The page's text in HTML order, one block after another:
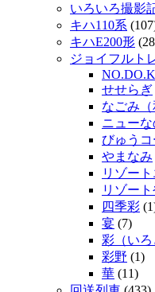
いろいろ撮影
キハ110系
キハE200形
ジョイフルト
せせらぎ
なごみ（
ニュー
びゅう
やまなみ
リゾー
リゾー
四季彩
宴 (7)
彩（いろ
彩野 (1)
華 (11)